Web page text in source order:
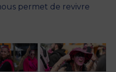
permet de revivre